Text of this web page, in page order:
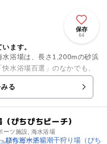
保存
64
ます。
浴場は、長さ1,200mの砂浜
水浴場百選」のなかでも、
ばれるほど、綺麗なビーチ
る
ぴちぴちビーチ）
ーツ施設, 海水浴場